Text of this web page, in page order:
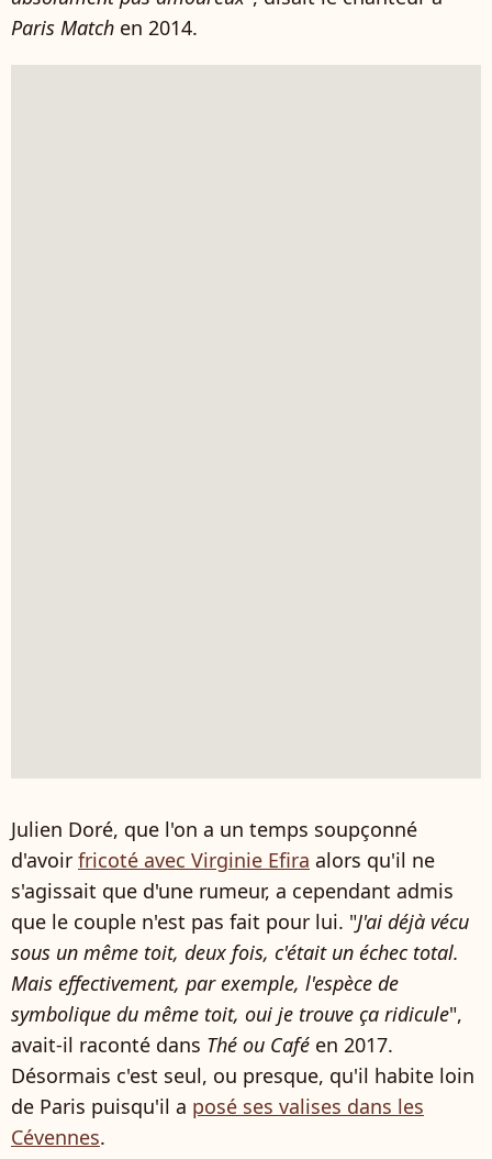
Paris Match en 2014.
Julien Doré, que l'on a un temps soupçonné
d'avoir fricoté avec Virginie Efira alors qu'il ne
s'agissait que d'une rumeur, a cependant admis
que le couple n'est pas fait pour lui. "J'ai déjà vécu
sous un même toit, deux fois, c'était un échec total.
Mais effectivement, par exemple, l'espèce de
symbolique du même toit, oui je trouve ça ridicule",
avait-il raconté dans Thé ou Café en 2017.
Désormais c'est seul, ou presque, qu'il habite loin
de Paris puisqu'il a posé ses valises dans les
Cévennes.